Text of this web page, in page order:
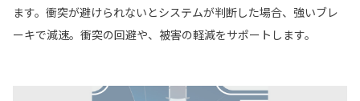
ます。衝突が避けられないとシステムが判断した場合、強いブレ
ーキで減速。衝突の回避や、被害の軽減をサポートします。